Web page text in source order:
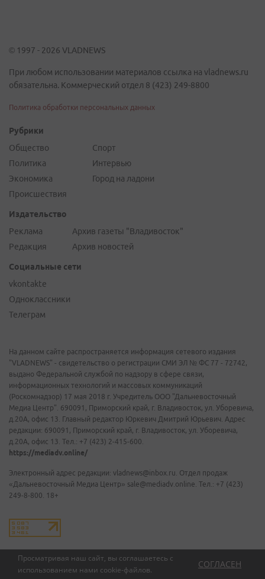
Просматривая наш сайт, вы соглашаетесь с
использованием нами cookie-файлов.
СОГЛАСЕН
© 1997 - 2026 VLADNEWS
При любом использовании материалов ссылка на vladnews.ru
обязательна. Коммерческий отдел 8 (423) 249-8800
Политика обработки персональных данных
Рубрики
Общество
Политика
Экономика
Происшествия
Спорт
Интервью
Город на ладони
Издательство
Реклама
Редакция
Архив газеты "Владивосток"
Архив новостей
Социальные сети
vkontakte
Одноклассники
Телеграм
На данном сайте распространяется информация сетевого издания
"VLADNEWS" - свидетельство о регистрации СМИ ЭЛ № ФС 77 - 72742,
выдано Федеральной службой по надзору в сфере связи,
информационных технологий и массовых коммуникаций
(Роскомнадзор) 17 мая 2018 г. Учредитель ООО "Дальневосточный
Медиа Центр". 690091, Приморский край, г. Владивосток, ул. Уборевича,
д.20А, офис 13. Главный редактор Юркевич Дмитрий Юрьевич. Адрес
редакции: 690091, Приморский край, г. Владивосток, ул. Уборевича,
д.20А, офис 13. Тел.: +7 (423) 2-415-600.
https://mediadv.online/
Электронный адрес редакции: vladnews@inbox.ru. Отдел продаж
«Дальневосточный Медиа Центр» sale@mediadv.online. Тел.: +7 (423)
249-8-800. 18+